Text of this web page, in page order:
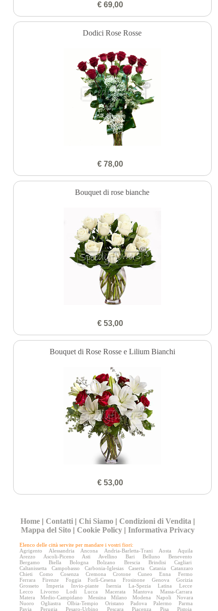
€ 69,00
Dodici Rose Rosse
€ 78,00
Bouquet di rose bianche
€ 53,00
Bouquet di Rose Rosse e Lilium Bianchi
€ 53,00
Home | Contatti | Chi Siamo | Condizioni di Vendita |
Mappa del Sito | Cookie Policy |Informativa Privacy
Elenco delle città servite per mandare i vostri fiori:
Agrigento
Alessandria Ancona Andria-Barletta-Trani Aosta
Aquila
Arezzo
Ascoli-Piceno Asti Avellino Bari Belluno
Benevento
Bergamo
Biella Bologna Bolzano Brescia Brindisi
Cagliari
Caltanissetta
Campobasso Carbonia-Iglesias Caserta Catania
Catanzaro
Chieti
Como Cosenza Cremona Crotone Cuneo Enna
Fermo
Ferrara
Firenze Foggia Forlì-Cesena Frosinone Genova
Gorizia
Grosseto
Imperia Invio-piante Isernia La-Spezia Latina
Lecce
Lecco
Livorno Lodi Lucca Macerata Mantova
Massa-Carrara
Matera
Medio-Campidano Messina Milano Modena Napoli
Novara
Nuoro
Ogliastra Olbia-Tempio Oristano Padova Palermo
Parma
Pavia
Perugia Pesaro-Urbino Pescara Piacenza Pisa Pistoia